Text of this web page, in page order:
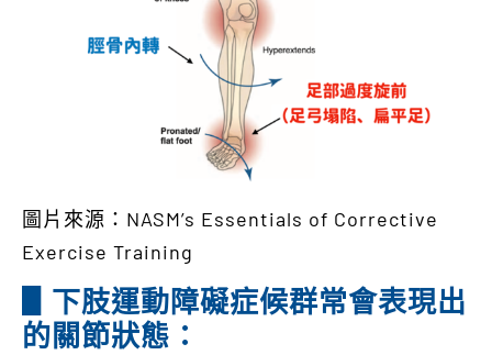
圖片來源：NASM’s Essentials of Corrective
Exercise Training
▋下肢運動障礙症候群常會表現出
的關節狀態：